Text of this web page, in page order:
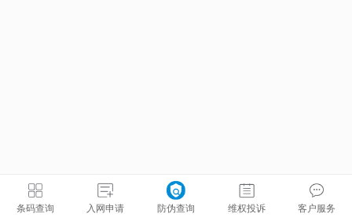
条码查询 入网申请 防伪查询 维权投诉 客户服务